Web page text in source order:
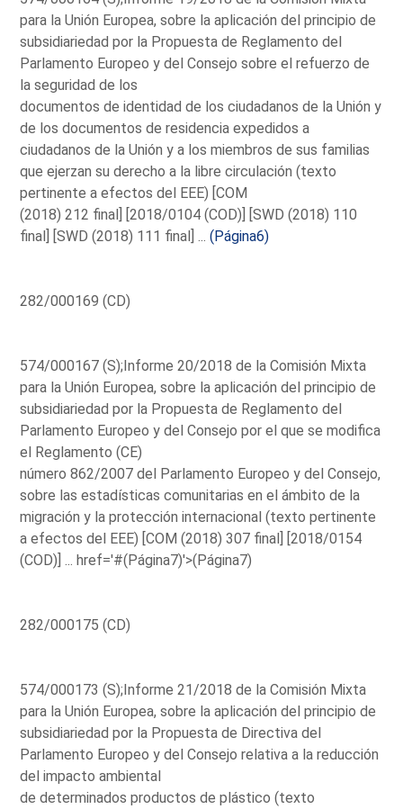
para la Unión Europea, sobre la aplicación del principio de
subsidiariedad por la Propuesta de Reglamento del
Parlamento Europeo y del Consejo sobre el refuerzo de
la seguridad de los
documentos de identidad de los ciudadanos de la Unión y
de los documentos de residencia expedidos a
ciudadanos de la Unión y a los miembros de sus familias
que ejerzan su derecho a la libre circulación (texto
pertinente a efectos del EEE) [COM
(2018) 212 final] [2018/0104 (COD)] [SWD (2018) 110
final] [SWD (2018) 111 final] ...(Página6)
282/000169 (CD)
574/000167 (S);Informe 20/2018 de la Comisión Mixta
para la Unión Europea, sobre la aplicación del principio de
subsidiariedad por la Propuesta de Reglamento del
Parlamento Europeo y del Consejo por el que se modifica
el Reglamento (CE)
número 862/2007 del Parlamento Europeo y del Consejo,
sobre las estadísticas comunitarias en el ámbito de la
migración y la protección internacional (texto pertinente
a efectos del EEE) [COM (2018) 307 final] [2018/0154
(COD)] ...href='#(Página7)'>(Página7)
282/000175 (CD)
574/000173 (S);Informe 21/2018 de la Comisión Mixta
para la Unión Europea, sobre la aplicación del principio de
subsidiariedad por la Propuesta de Directiva del
Parlamento Europeo y del Consejo relativa a la reducción
del impacto ambiental
de determinados productos de plástico (texto